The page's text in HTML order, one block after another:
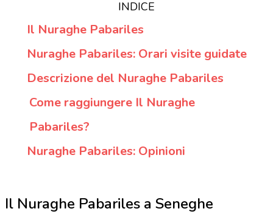
INDICE
Il Nuraghe Pabariles
Nuraghe Pabariles: Orari visite guidate
Descrizione del Nuraghe Pabariles
Come raggiungere Il Nuraghe
Pabariles?
Nuraghe Pabariles: Opinioni
Il Nuraghe Pabariles a Seneghe